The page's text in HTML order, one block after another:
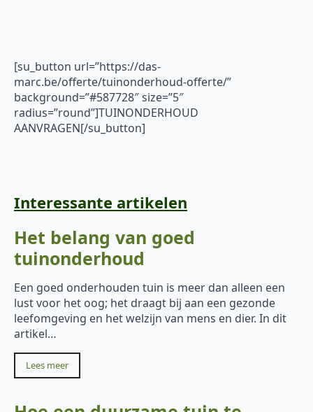
[su_button url=”https://das-
marc.be/offerte/tuinonderhoud-offerte/”
background=”#587728″ size=”5″
radius=”round”]TUINONDERHOUD
AANVRAGEN[/su_button]
Interessante artikelen
Het belang van goed
tuinonderhoud
Een goed onderhouden tuin is meer dan alleen een
lust voor het oog; het draagt bij aan een gezonde
leefomgeving en het welzijn van mens en dier. In dit
artikel…
Lees meer